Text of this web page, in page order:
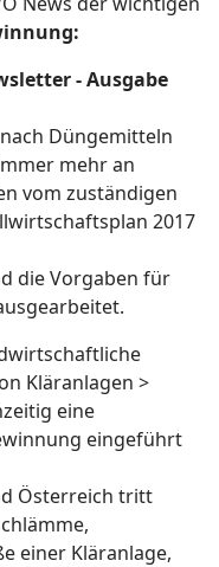
- Ausgabe
Düngemitteln
mehr an
vom zuständigen
2017
die Vorgaben für
Kläranlagen >
eine
eingeführt
Österreich tritt
einer Kläranlage,